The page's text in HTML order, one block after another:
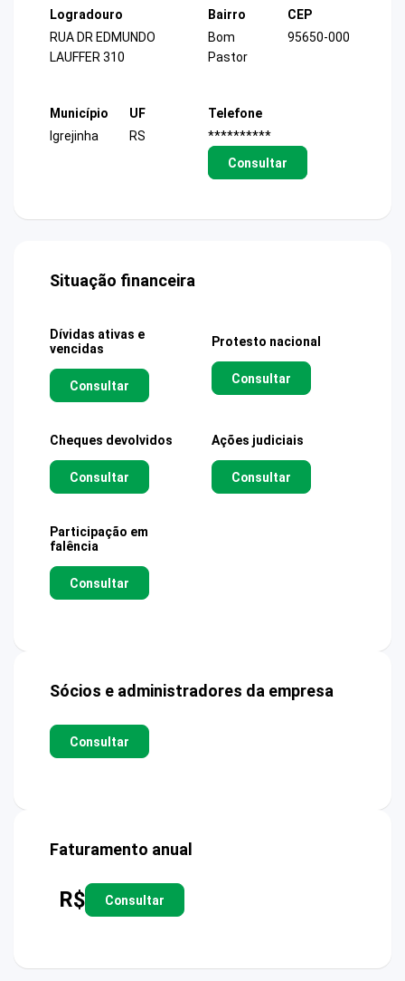
Logradouro
RUA DR EDMUNDO
LAUFFER 310
Bairro
Bom
Pastor
CEP
95650-000
Município
Igrejinha
UF
RS
Telefone
**********
Consultar
Situação financeira
Dívidas ativas e
vencidas
Consultar
Protesto nacional
Consultar
Cheques devolvidos
Consultar
Ações judiciais
Consultar
Participação em
falência
Consultar
Sócios e administradores da empresa
Consultar
Faturamento anual
R$ Consultar